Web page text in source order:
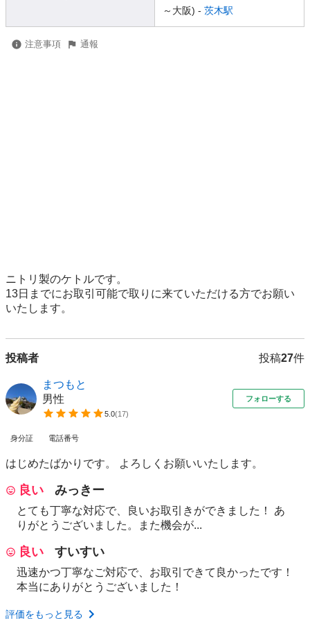
～大阪) - 茨木駅
注意事項 通報
ニトリ製のケトルです。
13日までにお取引可能で取りに来ていただける方でお願い
投稿者 投稿27件
まつもと
男性
5.0(17)
フォローする
身分証 電話番号
はじめたばかりです。 よろしくお願いいたします。
良い みっきー
とても丁寧な対応で、良いお取引きができました！ あ
りがとうございました。また機会が...
良い すいすい
迅速かつ丁寧なご対応で、お取引できて良かったです！
本当にありがとうございました！
評価をもっと見る